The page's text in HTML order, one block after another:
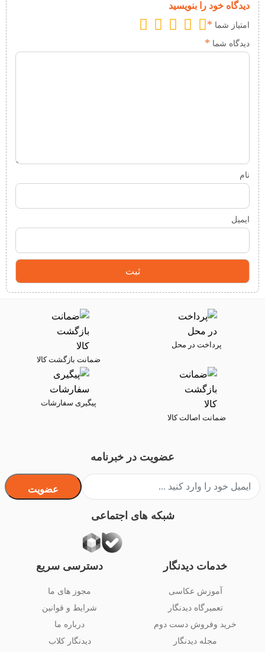
دیدگاه خود را بنویسید
امتیاز شما *
دیدگاه شما *
نام
ایمیل
پرداخت در محل
ضمانت بازگشت کالا
ضمانت اصالت کالا
پیگیری سفارشات
خدمات دیدنگار
آموزش عکاسی
تعمیرگاه دیدنگار
خرید وفروش دست دوم
مجله دیدنگار
دسترسی سریع
مجوز های ما
شرایط و قوانین
درباره ما
دیدنگار کلاب
عضویت در خبرنامه
عضویت
شبکه های اجتماعی